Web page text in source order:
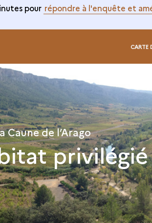
pour répondre à l'enquête et
CARTE
Caune de l’Arago
privilégié